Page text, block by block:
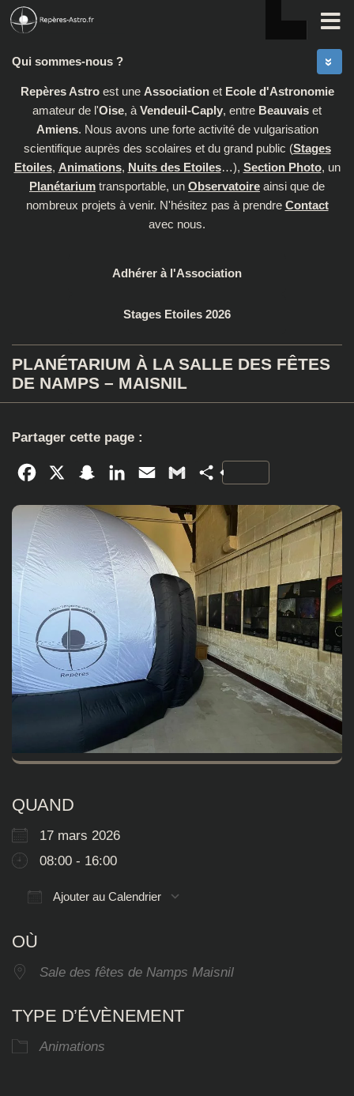
Skip to content
Qui sommes-nous ?
Repères Astroest une Associationet Ecole d'Astronomie
amateur de l'Oise, à Vendeuil-Caply, entre Beauvais et
Amiens. Nous avons une forte activité de vulgarisation
scientifique auprès des scolaires et du grand public (Stages
Etoiles, Animations, Nuits des Etoiles…), Section Photo, un
Planétarium transportable, un Observatoire ainsi que de
nombreux projets à venir. N'hésitez pas à prendre Contact
avec nous.
Adhérer à l'Association
Stages Etoiles 2026
PLANÉTARIUM À LA SALLE DES FÊTES
DE NAMPS – MAISNIL
Partager cette page :
Facebook SnapchatLinkedInEmail GmailPartager
QUAND
17 mars 2026
08:00 - 16:00
Ajouter au Calendrier
OÙ
Sale des fêtes de Namps Maisnil
TYPE D’ÉVÈNEMENT
Animations